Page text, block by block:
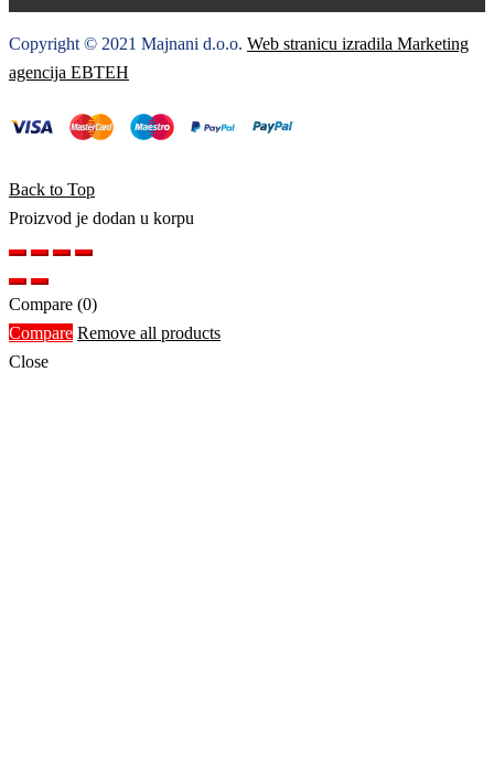
Copyright © 2021 Majnani d.o.o. Web stranicu izradila Marketing
agencija EBTEH
Back to Top
Proizvod je dodan u korpu
Compare (0)
Compare Remove all products
Close